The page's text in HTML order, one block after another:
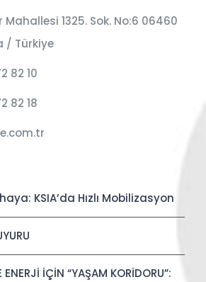
Mahallesi 1325. Sok. No:6 06460
/ Türkiye
82 10
82 18
KSIA’da Hızlı Mobilizasyon
ENERJİ İÇİN “YAŞAM KORİDORU”: